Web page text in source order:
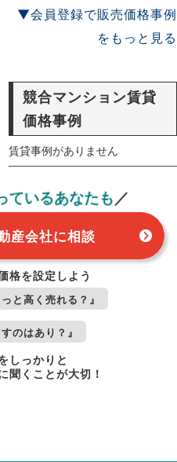
▼会員登録で販売価格事例
をもっと見る
競合マンション賃貸
価格事例
賃貸事例がありません
ているあなたも ／
産会社に相談
スタート！
格を設定しよう
っと高く売れる？』
のはあり？』
しっかりと
聞くことが大切！